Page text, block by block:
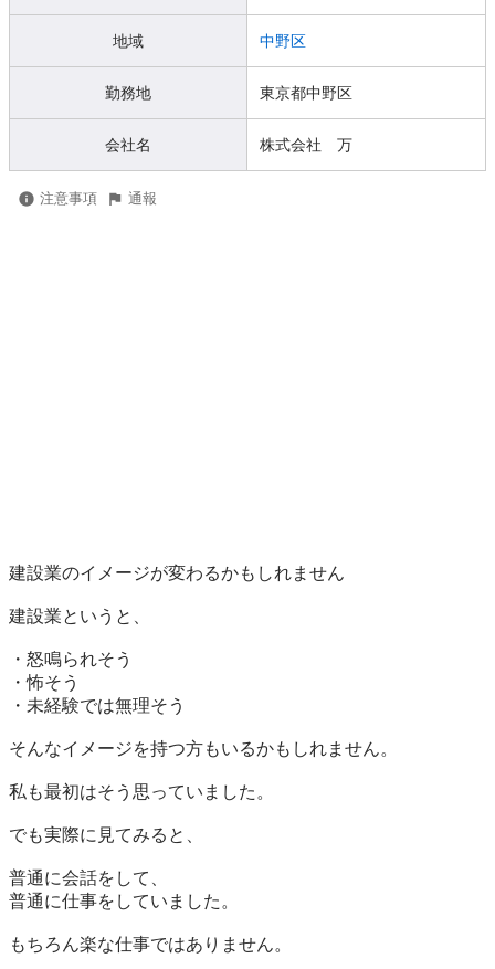
地域 中野区
勤務地 東京都中野区
会社名 株式会社 万
注意事項 通報
建設業のイメージが変わるかもしれません
建設業というと、
・怒鳴られそう
・怖そう
・未経験では無理そう
そんなイメージを持つ方もいるかもしれません。
私も最初はそう思っていました。
でも実際に見てみると、
普通に会話をして、
普通に仕事をしていました。
もちろん楽な仕事ではありません。